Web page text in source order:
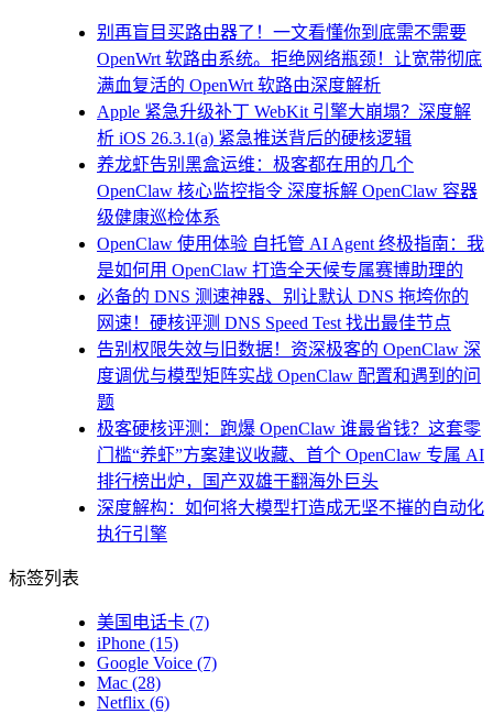
别再盲目买路由器了！一文看懂你到底需不需要
OpenWrt 软路由系统。拒绝网络瓶颈！让宽带彻底
满血复活的 OpenWrt 软路由深度解析
Apple 紧急升级补丁 WebKit 引擎大崩塌？深度解
析 iOS 26.3.1(a) 紧急推送背后的硬核逻辑
养龙虾告别黑盒运维：极客都在用的几个
OpenClaw 核心监控指令 深度拆解 OpenClaw 容器
级健康巡检体系
OpenClaw 使用体验 自托管 AI Agent 终极指南：我
是如何用 OpenClaw 打造全天候专属赛博助理的
必备的 DNS 测速神器、别让默认 DNS 拖垮你的
网速！硬核评测 DNS Speed Test 找出最佳节点
告别权限失效与旧数据！资深极客的 OpenClaw 深
度调优与模型矩阵实战 OpenClaw 配置和遇到的问
题
极客硬核评测：跑爆 OpenClaw 谁最省钱？这套零
门槛“养虾”方案建议收藏、首个 OpenClaw 专属 AI
排行榜出炉，国产双雄干翻海外巨头
深度解构：如何将大模型打造成无坚不摧的自动化
执行引擎
标签列表
美国电话卡 (7)
iPhone (15)
Google Voice (7)
Mac (28)
Netflix (6)